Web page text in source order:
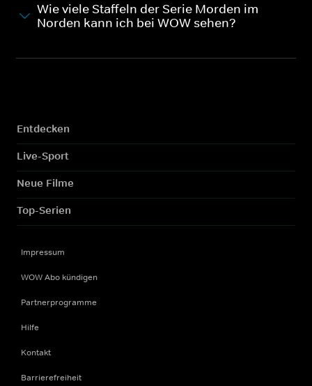
Wie viele Staffeln der Serie Morden im
Norden kann ich bei WOW sehen?
Entdecken
Live-Sport
Neue Filme
Top-Serien
Impressum
WOW Abo kündigen
Partnerprogramme
Hilfe
Kontakt
Barrierefreiheit